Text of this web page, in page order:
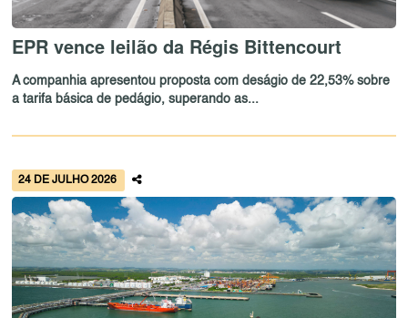
EPR vence leilão da Régis Bittencourt
A companhia apresentou proposta com deságio de 22,53% sobre
a tarifa básica de pedágio, superando as...
24 DE JULHO 2026